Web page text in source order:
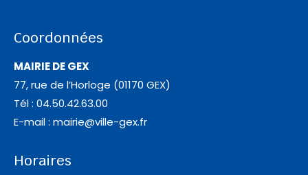
Coordonnées
MAIRIE DE GEX
77, rue de l’Horloge (01170 GEX)
Tél : 04.50.42.63.00
E-mail : mairie@ville-gex.fr
Horaires